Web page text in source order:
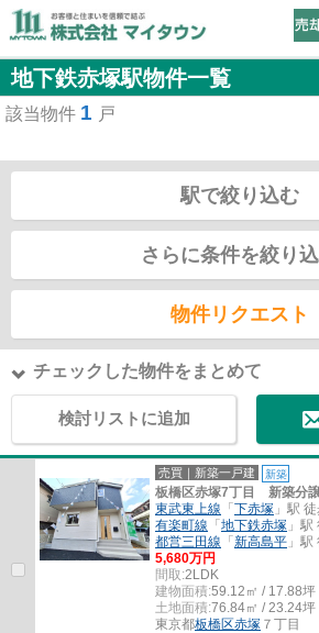
地下鉄赤塚駅物件一覧
該当物件 1 戸
駅で絞り込む
さらに条件を絞り
物件リクエスト
チェックした物件をまとめて
検討リストに追加
売買｜新築一戸建 新築
板橋区赤塚7丁目 新築分
東武東上線 「 下赤塚 」駅
有楽町線 「 地下鉄赤塚 」
都営三田線 「 新高島平 」
5,680万円
間取:2LDK
建物面積:59.12㎡ / 17.88坪
土地面積:76.84㎡ / 23.24坪
東京都板橋区赤塚 ７丁目